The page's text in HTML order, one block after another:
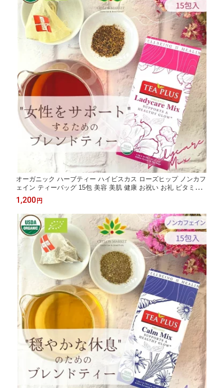
オーガニック ハーブティー ハイビスカス ローズヒップ ノンカフ
ェイン ティーバッグ 15包 美容 美肌 健康 お祝い お礼 ビタミンC
レディケア ヨガ ブレンド茶 代謝 生姜 ターメリック ジンジャー
ティー ブレンドティー
1,200円